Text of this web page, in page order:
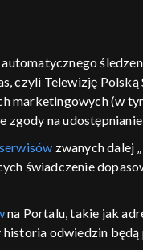
voucher
Telewizję Polską
marketingowych (w
zgody na
zwanych dalej
świadczenie
na Portalu, takie jak
odwiedzin będą